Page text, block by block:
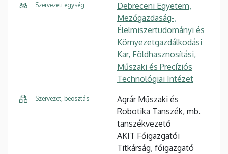
Szervezeti egység
Debreceni Egyetem,
Mezőgazdaság-,
Élelmiszertudományi és
Környezetgazdálkodási
Kar, Földhasznosítási,
Műszaki és Precíziós
Technológiai Intézet
Szervezet, beosztás
Agrár Műszaki és
Robotika Tanszék, mb.
tanszékvezető
AKIT Főigazgatói
Titkárság, főigazgató